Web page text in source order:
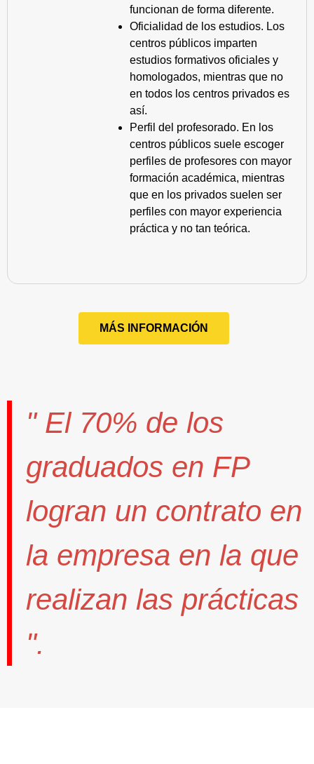
funcionan de forma diferente.
Oficialidad de los estudios. Los
centros públicos imparten
estudios formativos oficiales y
homologados, mientras que no
en todos los centros privados es
así.
Perfil del profesorado. En los
centros públicos suele escoger
perfiles de profesores con mayor
formación académica, mientras
que en los privados suelen ser
perfiles con mayor experiencia
práctica y no tan teórica.
MÁS INFORMACIÓN
" El 70% de los
graduados en FP
logran un contrato en
la empresa en la que
realizan las prácticas
".